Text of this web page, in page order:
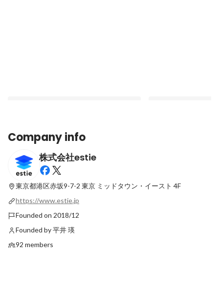
estieのデザイナージョブディスクリプショ
ンを大公開！
Latest Latest
Company info
株式会社estie
東京都港区赤坂9-7-2 東京 ミッドタウン・イースト 4F
https://www.estie.jp
Founded on 2018/12
Founded by 平井 瑛
92 members